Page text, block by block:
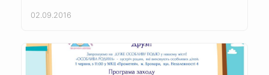
02.09.2016